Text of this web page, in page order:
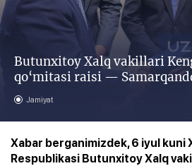
Butunxitoy Xalq vakillari
qo‘mitasi raisi —
Jamiyat
Xabar berganimizdek, 6 iyul kuni
Respublikasi Butunxitoy Xalq